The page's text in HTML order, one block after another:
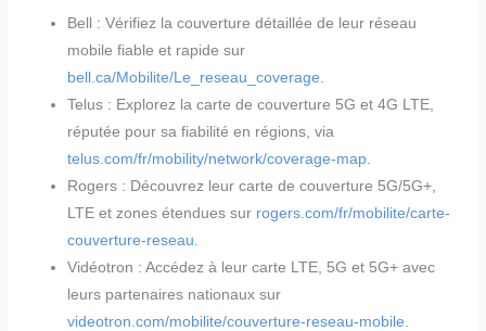
Bell : Vérifiez la couverture détaillée de leur réseau
mobile fiable et rapide sur
bell.ca/Mobilite/Le_reseau_coverage
Telus : Explorez la carte de couverture 5G et 4G LTE,
réputée pour sa fiabilité en régions, via
telus.com/fr/mobility/network/coverage-map
Rogers : Découvrez leur carte de couverture 5G/5G+,
LTE et zones étendues sur rogers.com/fr/mobilite/carte-
couverture-reseau
Vidéotron : Accédez à leur carte LTE, 5G et 5G+ avec
leurs partenaires nationaux sur
videotron.com/mobilite/couverture-reseau-mobile